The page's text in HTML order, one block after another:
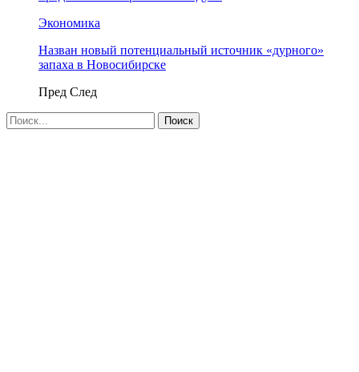
Экономика
Назван новый потенциальный источник «дурного»
запаха в Новосибирске
Пред След